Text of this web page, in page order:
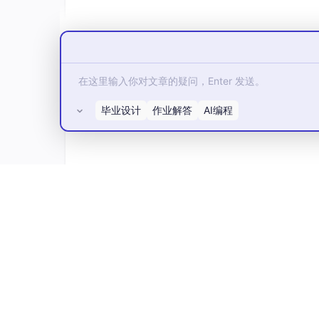
毕业设计 作业解答 AI编程